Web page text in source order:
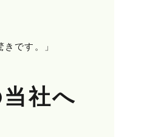
です。」
社へ